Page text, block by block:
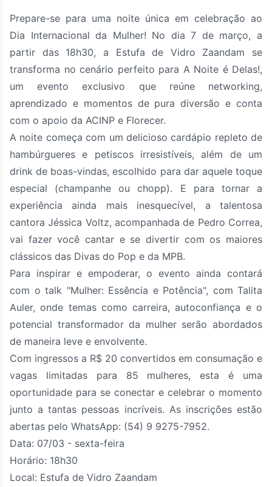
Prepare-se para uma noite única em celebração ao
Dia Internacional da Mulher! No dia 7 de março, a
partir das 18h30, a Estufa de Vidro Zaandam se
transforma no cenário perfeito para A Noite é Delas!,
um evento exclusivo que reúne networking,
aprendizado e momentos de pura diversão e conta
com o apoio da ACINP e Florecer.
A noite começa com um delicioso cardápio repleto de
hambúrgueres e petiscos irresistíveis, além de um
drink de boas-vindas, escolhido para dar aquele toque
especial (champanhe ou chopp). E para tornar a
experiência ainda mais inesquecível, a talentosa
cantora Jéssica Voltz, acompanhada de Pedro Correa,
vai fazer você cantar e se divertir com os maiores
clássicos das Divas do Pop e da MPB.
Para inspirar e empoderar, o evento ainda contará
com o talk "Mulher: Essência e Potência", com Talita
Auler, onde temas como carreira, autoconfiança e o
potencial transformador da mulher serão abordados
de maneira leve e envolvente.
Com ingressos a R$ 20 convertidos em consumação e
vagas limitadas para 85 mulheres, esta é uma
oportunidade para se conectar e celebrar o momento
junto a tantas pessoas incríveis. As inscrições estão
abertas pelo WhatsApp: (54) 9 9275-7952.
Data: 07/03 - sexta-feira
Horário: 18h30
Local: Estufa de Vidro Zaandam